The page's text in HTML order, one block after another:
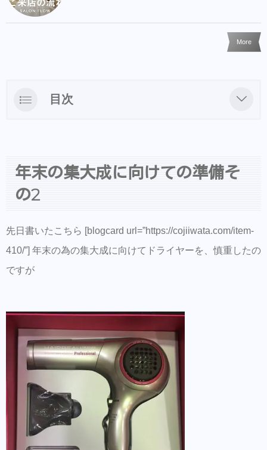
More
目次
持ち手を決める
オーダー完了
明日もう一丁特別なセニングを、見させても
年末の集大成に向けての準備そ
の2
先日書いたこちら [blogcard url=”https://cojiiwata.com/item-
410/”] 年末の為の集大成に向けてドライヤーを、慎重したの
ですが